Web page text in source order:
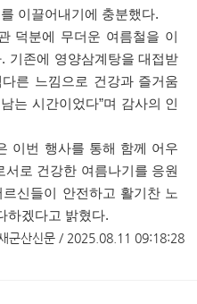
이끌어내기에 충분했다.
덕분에 무더운 여름철을 이
. 기존에 영양삼계탕을 대접받
른 느낌으로 건강과 즐거움
는 시간이었다”며 감사의 인
이번 행사를 통해 함께 어우
로 건강한 여름나기를 응원
르신들이 안전하고 활기찬 노
하겠다고 밝혔다.
군산신문 / 2025.08.11 09:18:28